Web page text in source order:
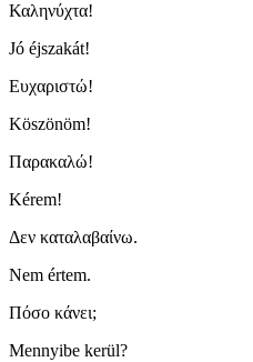
Καληνύχτα!
Jó éjszakát!
Ευχαριστώ!
Köszönöm!
Παρακαλώ!
Kérem!
Δεν καταλαβαίνω.
Nem értem.
Πόσο κάνει;
Mennyibe kerül?